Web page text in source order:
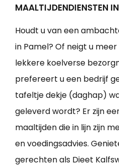
MAALTIJDENDIENSTEN
Houdt u van een
in Pamel? Of neigt u
lekkere koelverse
prefereert u een bedrijf
tafeltje dekje (daghap)
geleverd wordt? Er zijn
maaltijden die in lijn zijn
en voedingsadvies.
gerechten als Dieet